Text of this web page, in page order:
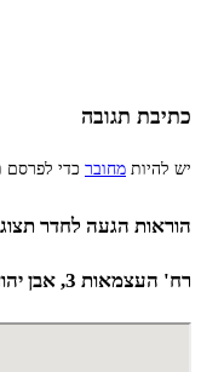
כתיבת תגובה
יש להיות מחובר כדי לפרסם
הוראות הגעה לחדר
רח' העצמאות 3, אבן יהודה